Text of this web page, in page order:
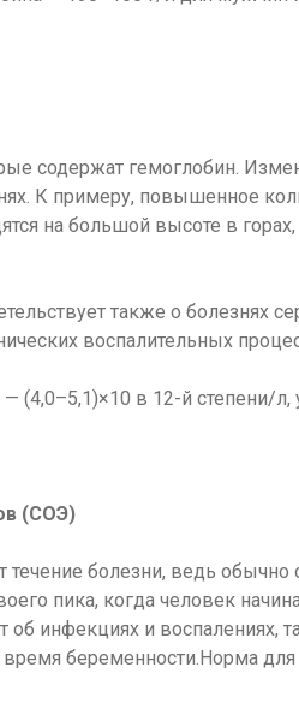
содержат гемоглобин.
К примеру, повышенное
на большой высоте в
также о болезнях
воспалительных
(4,0–5,1)×10 в 12-й степени/
(СОЭ)
болезни, ведь обычно
пика, когда человек
инфекциях и воспалениях,
время беременности.Норма